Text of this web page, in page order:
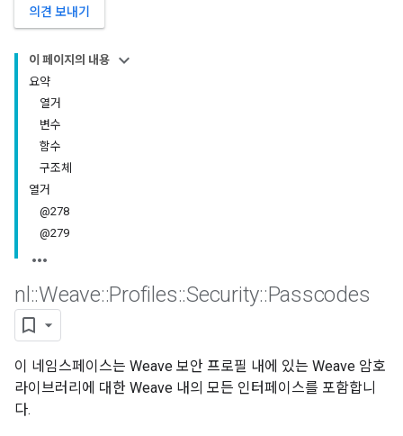
의견 보내기
이 페이지의 내용
요약
열거
변수
함수
구조체
열거
@278
@279
nl ::Weave::Profiles::Security::Passcodes
이 네임스페이스는 Weave 보안 프로필 내에 있는 Weave 암호
라이브러리에 대한 Weave 내의 모든 인터페이스를 포함합니
다.